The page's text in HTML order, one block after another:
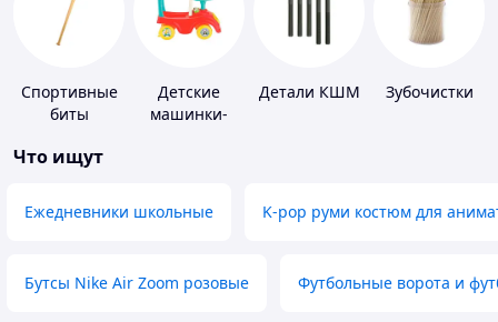
Спортивные
биты
Детские
машинки-
Детали КШМ Зубочистки
Что ищут
Ежедневники школьные K-pop руми костюм для
Бутсы Nike Air Zoom розовые Футбольные ворота и